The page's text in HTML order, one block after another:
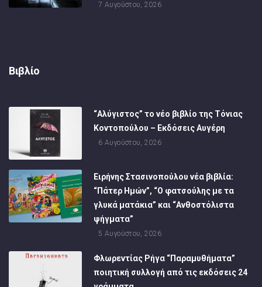
7 Αυγούστου, 2026
Βιβλίο
“Αλύγιστος” το νέο βιβλίο της Τόνιας
Κοντοπούλου – Εκδόσεις Αυγέρη
6 Αυγούστου, 2026
Ειρήνης Στασινοπούλου νέα βιβλία:
“Πάτερ Ημών”, “Ο φατσούλης με τα
γλυκά ματάκια” και “Ανθοστόλιστα
ψήγματα”
5 Αυγούστου, 2026
Φλωρεντίας Ρήγα “Παραμυθήματα”
ποιητική συλλογή από τις εκδόσεις 24